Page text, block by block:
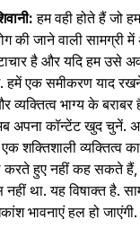
हम वही होते हैं जो
की जाने वाली सामग्री में
है और यदि हम उसे
हमें एक समीकरण याद
व्‍यक्तित्‍व भाग्य के
अपना कॉन्‍टेंट खुद चुनें.
शक्तिशाली व्यक्तित्व
करते हुए नहीं कह सकते हैं,
नहीं था. यह विषाक्त है.
भावनाएं हल हो जाएंगी.